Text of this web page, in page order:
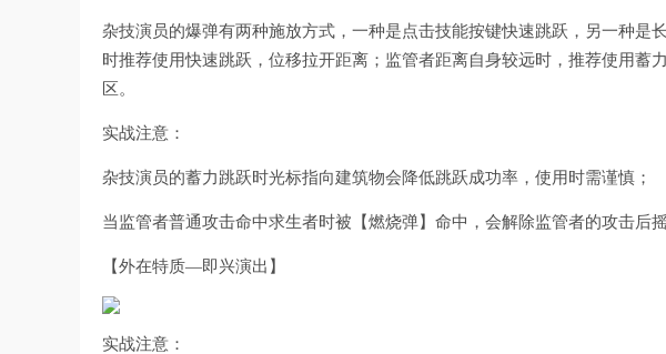
杂技演员的爆弹有两种施放方式，一种是点击技能按键快速跳跃，另一种是
时推荐使用快速跳跃，位移拉开距离；监管者距离自身较远时，推荐使用蓄
区。
实战注意：
杂技演员的蓄力跳跃时光标指向建筑物会降低跳跃成功率，使用时需谨慎；
当监管者普通攻击命中求生者时被【燃烧弹】命中，会解除监管者的攻击后摇
【外在特质—即兴演出】
实战注意：